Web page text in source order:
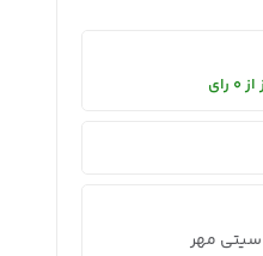
سیتی مهر